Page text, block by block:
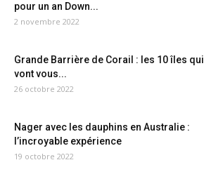
pour un an Down...
2 novembre 2022
Grande Barrière de Corail : les 10 îles qui
vont vous...
26 octobre 2022
Nager avec les dauphins en Australie :
l’incroyable expérience
19 octobre 2022